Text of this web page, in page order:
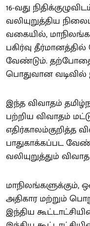
16-வது
வலியுறுத்திய
வகையில்,
பகிர்வு
வேண்டும்.
பொதுவான வடிவில்
இந்த விவாதம்
பற்றிய விவாதம்
எதிர்காலம்குறித்த
பாதுகாக்கப்பட
வலியுறுத்தும்
மாநிலங்களுக்கும்,
அதிகார மற்றும்
இந்திய